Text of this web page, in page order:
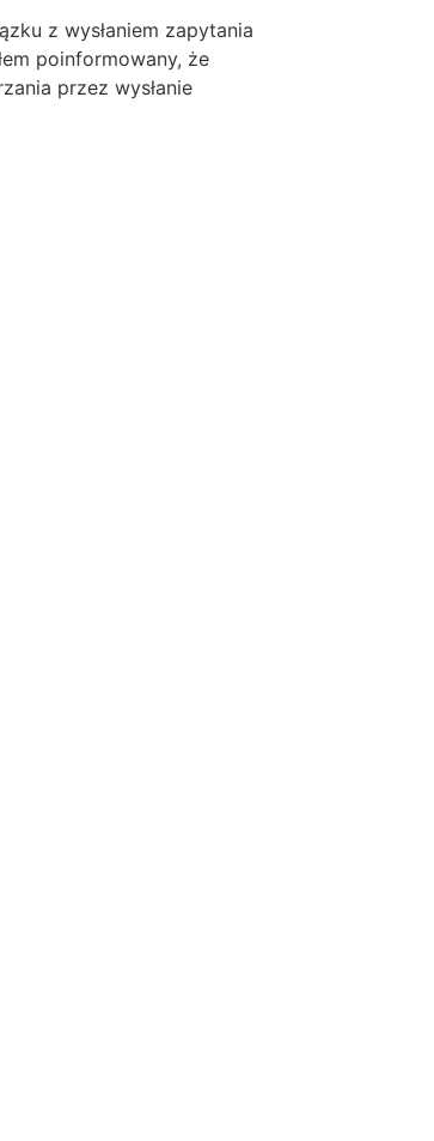
z wysłaniem zapytania
poinformowany, że
przez wysłanie